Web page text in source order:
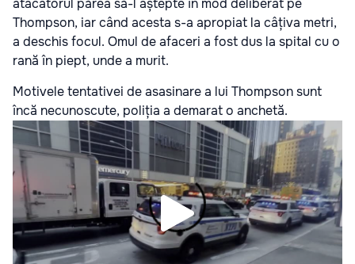
Thompson, iar când acesta s-a apropiat la câțiva metri,
a deschis focul. Omul de afaceri a fost dus la spital cu o
rană în piept, unde a murit.
Motivele tentativei de asasinare a lui Thompson sunt
încă necunoscute, poliția a demarat o anchetă.